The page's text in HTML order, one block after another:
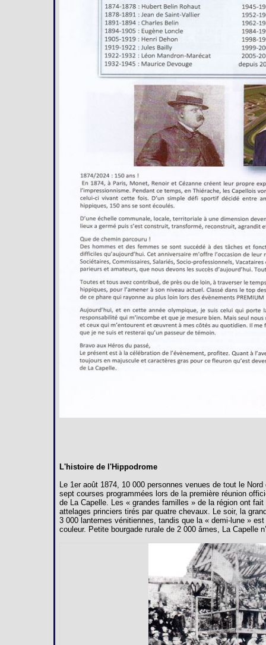
L'histoire de l'Hippodrome
Le 1er août 1874, 10 000 personnes venues de tout le
sept courses programmées lors de la première réunion
de La Capelle. Les « grandes familles » de la région ont
attelages princiers tirés par quatre chevaux. Le soir, la
3 000 lanternes vénitiennes, tandis que la « demi-lune »
couleur. Petite bourgade rurale de 2 000 âmes, La Capelle